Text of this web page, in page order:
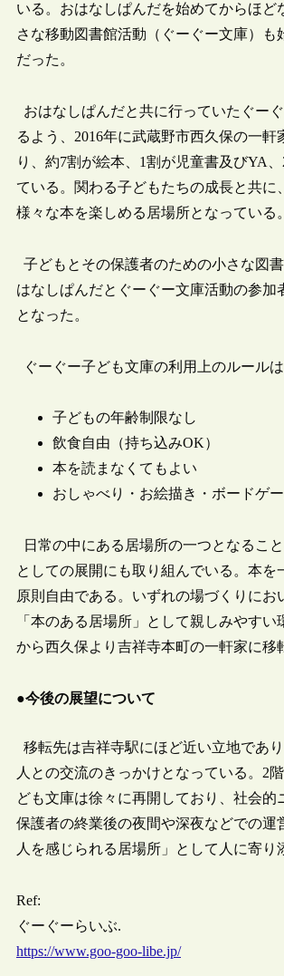
いる。おはなしぱんだを始めてからほ
さな移動図書館活動（ぐーぐー文庫）
だった。
おはなしぱんだと共に行っていたぐー
るよう、2016年に武蔵野市西久保の一
り、約7割が絵本、1割が児童書及びYA
ている。関わる子どもたちの成長と共
様々な本を楽しめる居場所となっている。
子どもとその保護者のための小さな図
はなしぱんだとぐーぐー文庫活動の参加
となった。
ぐーぐー子ども文庫の利用上のルール
子どもの年齢制限なし
飲食自由（持ち込みOK）
本を読まなくてもよい
おしゃべり・お絵描き・ボードゲ
日常の中にある居場所の一つとなるこ
としての展開にも取り組んでいる。本
原則自由である。いずれの場づくりにお
「本のある居場所」として親しみやす
から西久保より吉祥寺本町の一軒家に移
●今後の展望について
移転先は吉祥寺駅にほど近い立地であ
人との交流のきっかけとなっている。2
ども文庫は徐々に再開しており、社会的
保護者の終業後の夜間や深夜などでの
人を感じられる居場所」として人に寄り
Ref:
ぐーぐーらいぶ.
https://www.goo-goo-libe.jp/